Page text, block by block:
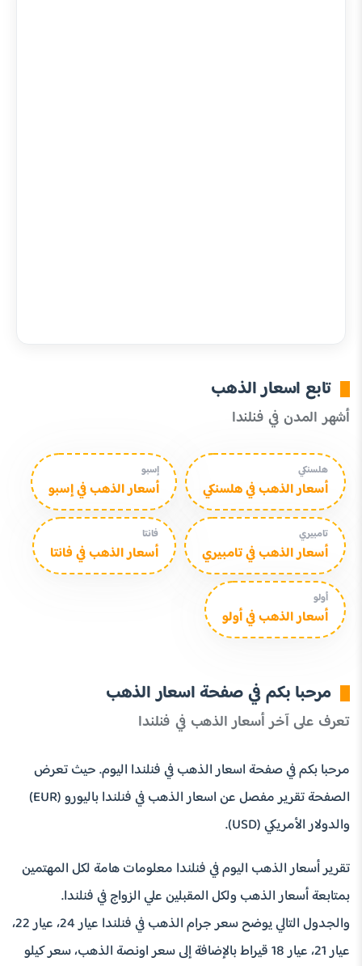
تابع اسعار الذهب
أشهر المدن في فنلندا
هلسنكي
أسعار الذهب في هلسنكي
إسبو
أسعار الذهب في إسبو
تامبيري
أسعار الذهب في تامبيري
فانتا
أسعار الذهب في فانتا
أولو
أسعار الذهب في أولو
مرحبا بكم في صفحة اسعار الذهب
تعرف على آخر أسعار الذهب في فنلندا
مرحبا بكم في صفحة اسعار الذهب في فنلندا اليوم. حيث تعرض
الصفحة تقرير مفصل عن اسعار الذهب في فنلندا باليورو (EUR)
والدولار الأمريكي (USD).
تقرير أسعار الذهب اليوم في فنلندا معلومات هامة لكل المهتمين
بمتابعة أسعار الذهب ولكل المقبلين علي الزواج في فنلندا.
والجدول التالي يوضح سعر جرام الذهب في فنلندا عيار 24، عيار 22،
عيار 21، عيار 18 قيراط بالإضافة إلى سعر اونصة الذهب، سعر كيلو